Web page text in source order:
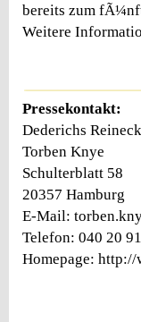
bereits zum
Weitere
Pressekontakt:
Dederichs
Torben Knye
Schulterblatt 58
20357 Hamburg
E-Mail:
Telefon: 040 20
Homepage: http://